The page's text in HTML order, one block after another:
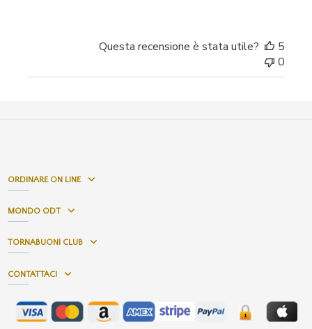
Questa recensione è stata utile?
5
0
ORDINARE ON LINE
MONDO ODT
TORNABUONI CLUB
CONTATTACI